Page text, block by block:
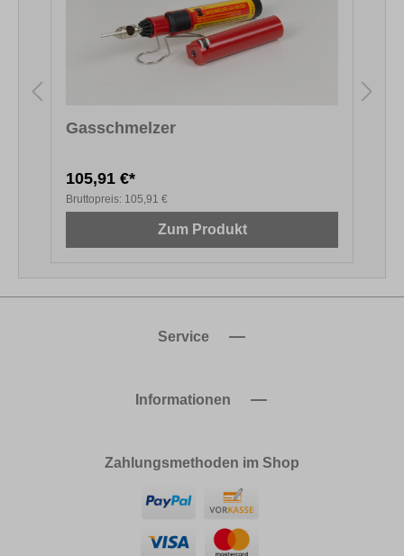
Gasschmelzer
105,91 €*
Bruttopreis: 105,91 €
Zum Produkt
Service
Informationen
Zahlungsmethoden im Shop